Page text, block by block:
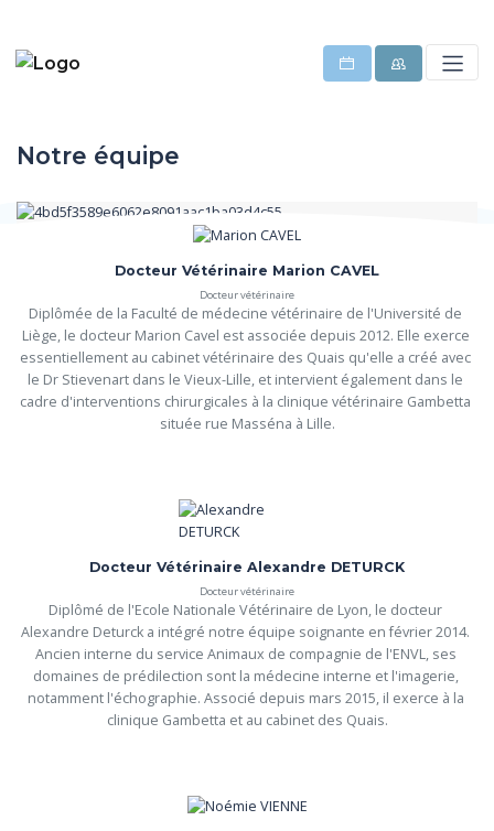
Notre équipe
Docteur Vétérinaire Marion CAVEL
Docteur vétérinaire
Diplômée de la Faculté de médecine vétérinaire de l'Université de
Liège, le docteur Marion Cavel est associée depuis 2012. Elle exerce
essentiellement au cabinet vétérinaire des Quais qu'elle a créé avec
le Dr Stievenart dans le Vieux-Lille, et intervient également dans le
cadre d'interventions chirurgicales à la clinique vétérinaire Gambetta
située rue Masséna à Lille.
Docteur Vétérinaire Alexandre DETURCK
Docteur vétérinaire
Diplômé de l'Ecole Nationale Vétérinaire de Lyon, le docteur
Alexandre Deturck a intégré notre équipe soignante en février 2014.
Ancien interne du service Animaux de compagnie de l'ENVL, ses
domaines de prédilection sont la médecine interne et l'imagerie,
notamment l'échographie. Associé depuis mars 2015, il exerce à la
clinique Gambetta et au cabinet des Quais.